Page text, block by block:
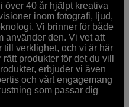
över 40 år hjälpt kreativa
inom fotografi, ljud,
Vi brinner för både
använder den. Vi vet att
till verklighet, och vi är här
produkter för det du vill
erbjuder vi även
och vårt engagemang
som passar dig